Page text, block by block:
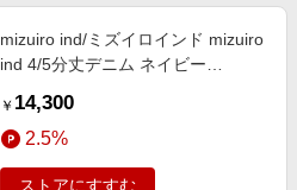
mizuiro ind/ミズイロインド mizuiro
ind 4/5分丈デニム ネイビー
￥ 14,300
2.5%
ストアにすすむ